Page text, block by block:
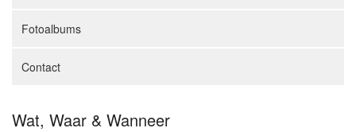
Fotoalbums
Contact
Wat, Waar & Wanneer